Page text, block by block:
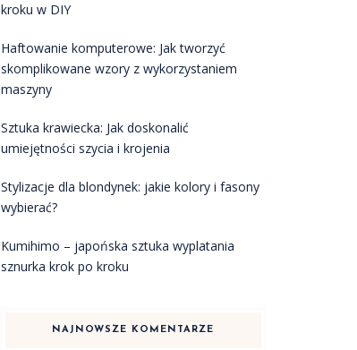
kroku w DIY
Haftowanie komputerowe: Jak tworzyć
skomplikowane wzory z wykorzystaniem
maszyny
Sztuka krawiecka: Jak doskonalić
umiejętności szycia i krojenia
Stylizacje dla blondynek: jakie kolory i fasony
wybierać?
Kumihimo – japońska sztuka wyplatania
sznurka krok po kroku
NAJNOWSZE KOMENTARZE